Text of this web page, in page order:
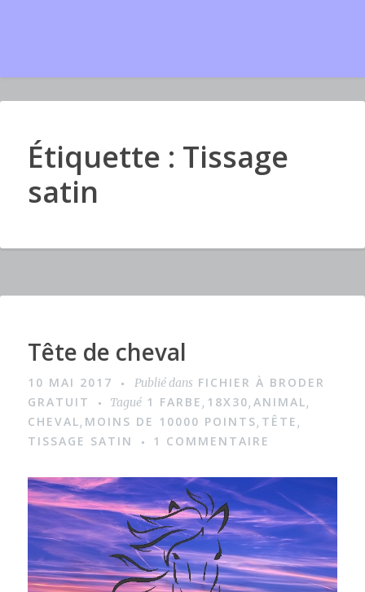
Étiquette : Tissage
satin
I
a
g
e
Tête de cheval
10 MAI 2017 Publié dans FICHIER À BRODER
GRATUIT
Tagué 1 FARBE, 18X30,ANIMAL,
CHEVAL, MOINS DE 10000 POINTS, TÊTE,
TISSAGE SATIN 1 COMMENTAIRE